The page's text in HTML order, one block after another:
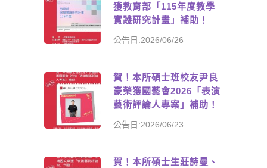
獲教育部「115年度教學
實踐研究計畫」補助！
公告日:2026/06/26
賀！本所碩士班校友尹良
豪榮獲國藝會2026「表演
藝術評論人專案」補助！
公告日:2026/06/23
賀！本所碩士生莊詩曼、